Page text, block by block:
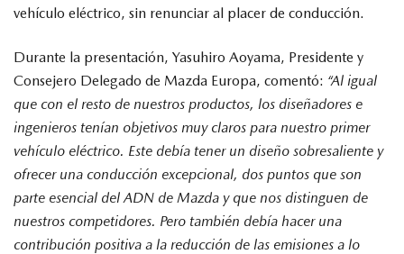
vehículo eléctrico, sin renunciar al placer de conducción.
Durante la presentación, Yasuhiro Aoyama, Presidente y
Consejero Delegado de Mazda Europa, comentó: “Al igual
que con el resto de nuestros productos, los diseñadores e
ingenieros tenían objetivos muy claros para nuestro primer
vehículo eléctrico. Este debía tener un diseño sobresaliente y
ofrecer una conducción excepcional, dos puntos que son
parte esencial del ADN de Mazda y que nos distinguen de
nuestros competidores. Pero también debía hacer una
contribución positiva a la reducción de las emisiones a lo